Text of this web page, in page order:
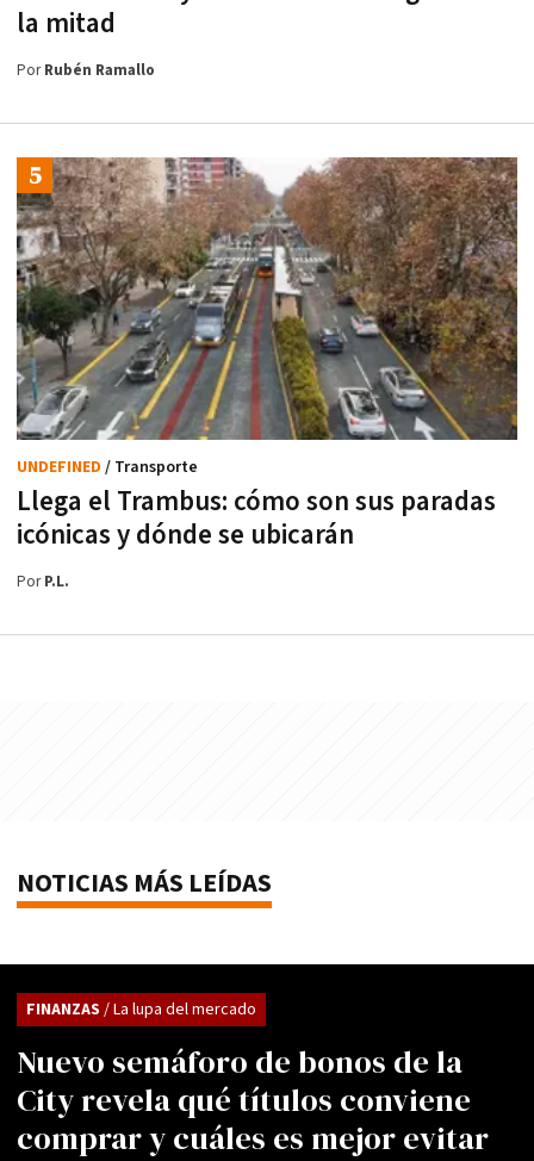
la mitad
PorRubén Ramallo
Llega el Trambus: cómo son sus paradas
icónicas y dónde se ubicarán
UNDEFINED / Transporte
PorP.L.
NOTICIAS MÁS LEÍDAS
Nuevo semáforo de bonos de la
City revela qué títulos conviene
comprar y cuáles es mejor evitar
FINANZAS / La lupa del mercado